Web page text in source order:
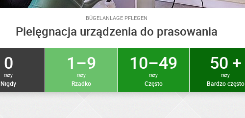
BÜGELANLAGE PFLEGEN
Pielęgnacja urządzenia do prasowania
0
razy
Nigdy
1–9
razy
Rzadko
10–49
razy
Często
50 +
razy
Bardzo często